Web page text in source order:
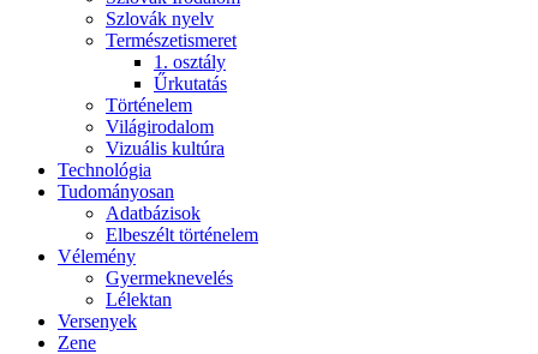
Szlovák nyelv
Természetismeret
1. osztály
Űrkutatás
Történelem
Világirodalom
Vizuális kultúra
Technológia
Tudományosan
Adatbázisok
Elbeszélt történelem
Vélemény
Gyermeknevelés
Lélektan
Versenyek
Zene